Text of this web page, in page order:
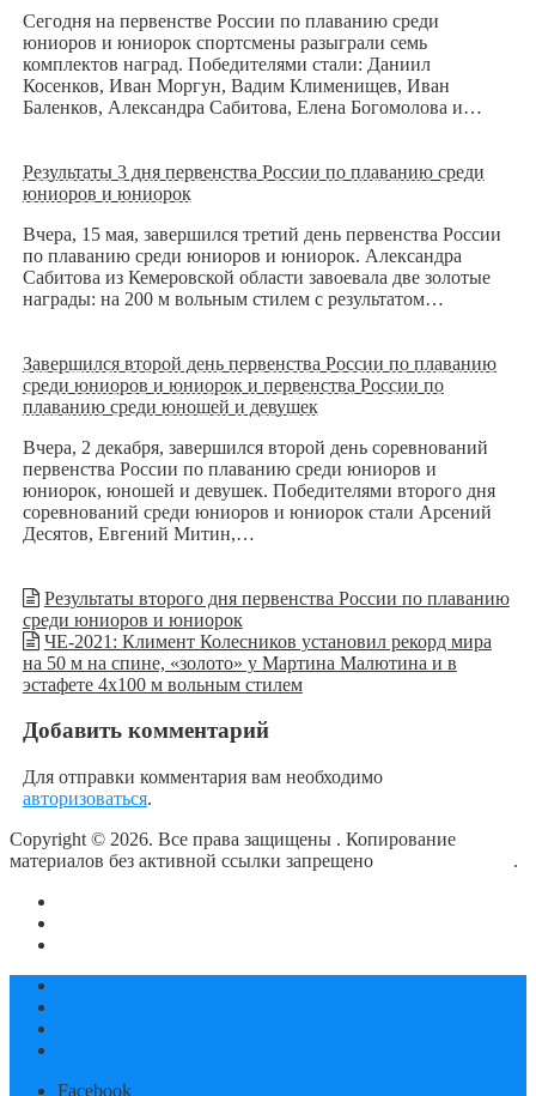
Сегодня на первенстве России по плаванию среди
юниоров и юниорок спортсмены разыграли семь
комплектов наград. Победителями стали: Даниил
Косенков, Иван Моргун, Вадим Клименищев, Иван
Баленков, Александра Сабитова, Елена Богомолова и…
Результаты 3 дня первенства России по плаванию среди
юниоров и юниорок
Вчера, 15 мая, завершился третий день первенства России
по плаванию среди юниоров и юниорок. Александра
Сабитова из Кемеровской области завоевала две золотые
награды: на 200 м вольным стилем с результатом…
Завершился второй день первенства России по плаванию
среди юниоров и юниорок и первенства России по
плаванию среди юношей и девушек
Вчера, 2 декабря, завершился второй день соревнований
первенства России по плаванию среди юниоров и
юниорок, юношей и девушек. Победителями второго дня
соревнований среди юниоров и юниорок стали Арсений
Десятов, Евгений Митин,…
Результаты второго дня первенства России по плаванию
среди юниоров и юниорок
ЧЕ-2021: Климент Колесников установил рекорд мира
на 50 м на спине, «золото» у Мартина Малютина и в
эстафете 4х100 м вольным стилем
Добавить комментарий
Для отправки комментария вам необходимо
авторизоваться.
Copyright © 2026. Все права защищены . Копирование
материалов без активной ссылки запрещено
.
Facebook